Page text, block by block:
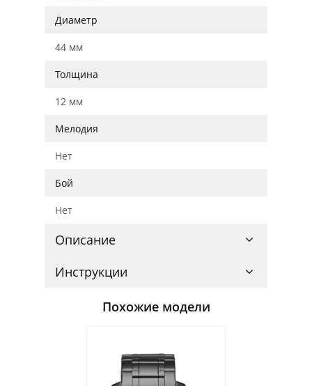
Диаметр
44 мм
Толщина
12 мм
Мелодия
Нет
Бой
Нет
Описание
Инструкции
Похожие модели